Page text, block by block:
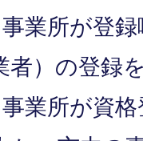
事業所が登
者）の登録
事業所が資